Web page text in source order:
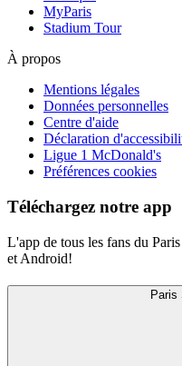
MyParis
Stadium Tour
À propos
Mentions légales
Données personnelles
Centre d'aide
Déclaration
Ligue 1 McDonald's
Préférences cookies
Téléchargez notre app
L'app de tous les fans du
et Android!
Paris